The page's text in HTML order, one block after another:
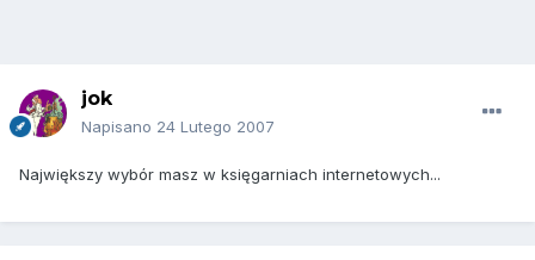
jok
Napisano 24 Lutego 2007
Największy wybór masz w księgarniach internetowych...